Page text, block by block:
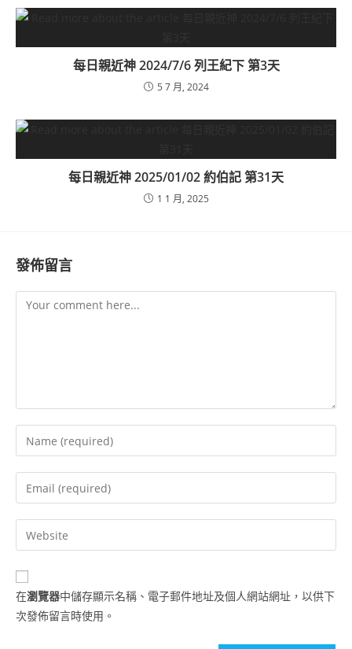
每日親近神 2024/7/6 列王紀下 第3天
5 7 月, 2024
每日親近神 2025/01/02 約伯記 第31天
1 1 月, 2025
發佈留言
在瀏覽器中儲存顯示名稱、電子郵件地址及個人網站網址，以供下
次發佈留言時使用。